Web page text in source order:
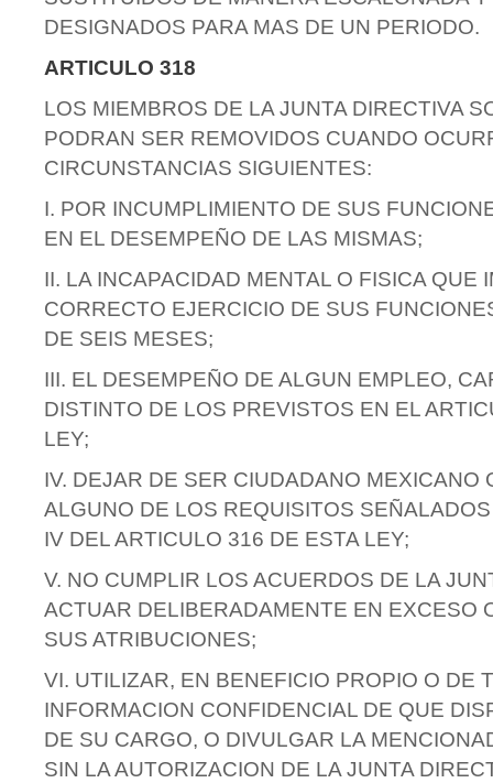
DESIGNADOS PARA MAS DE UN PERIODO.
ARTICULO 318
LOS MIEMBROS DE LA JUNTA DIRECTIVA
PODRAN SER REMOVIDOS CUANDO
CIRCUNSTANCIAS SIGUIENTES:
I. POR INCUMPLIMIENTO DE SUS
EN EL DESEMPEÑO DE LAS MISMAS;
II. LA INCAPACIDAD MENTAL O FISICA QUE
CORRECTO EJERCICIO DE SUS
DE SEIS MESES;
III. EL DESEMPEÑO DE ALGUN EMPLEO,
DISTINTO DE LOS PREVISTOS EN EL
LEY;
IV. DEJAR DE SER CIUDADANO MEXICANO
ALGUNO DE LOS REQUISITOS
IV DEL ARTICULO 316 DE ESTA LEY;
V. NO CUMPLIR LOS ACUERDOS DE LA
ACTUAR DELIBERADAMENTE EN EXCESO
SUS ATRIBUCIONES;
VI. UTILIZAR, EN BENEFICIO PROPIO O DE
INFORMACION CONFIDENCIAL DE QUE
DE SU CARGO, O DIVULGAR LA
SIN LA AUTORIZACION DE LA JUNTA